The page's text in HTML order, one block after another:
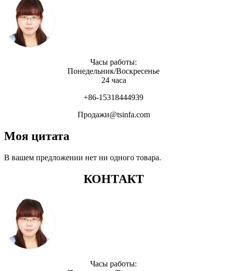
Часы работы:
Понедельник/Воскресенье
24 часа
+86-15318444939
Продажи@tsinfa.com
Моя цитата
В вашем предложении нет ни одного товара.
КОНТАКТ
Часы работы: